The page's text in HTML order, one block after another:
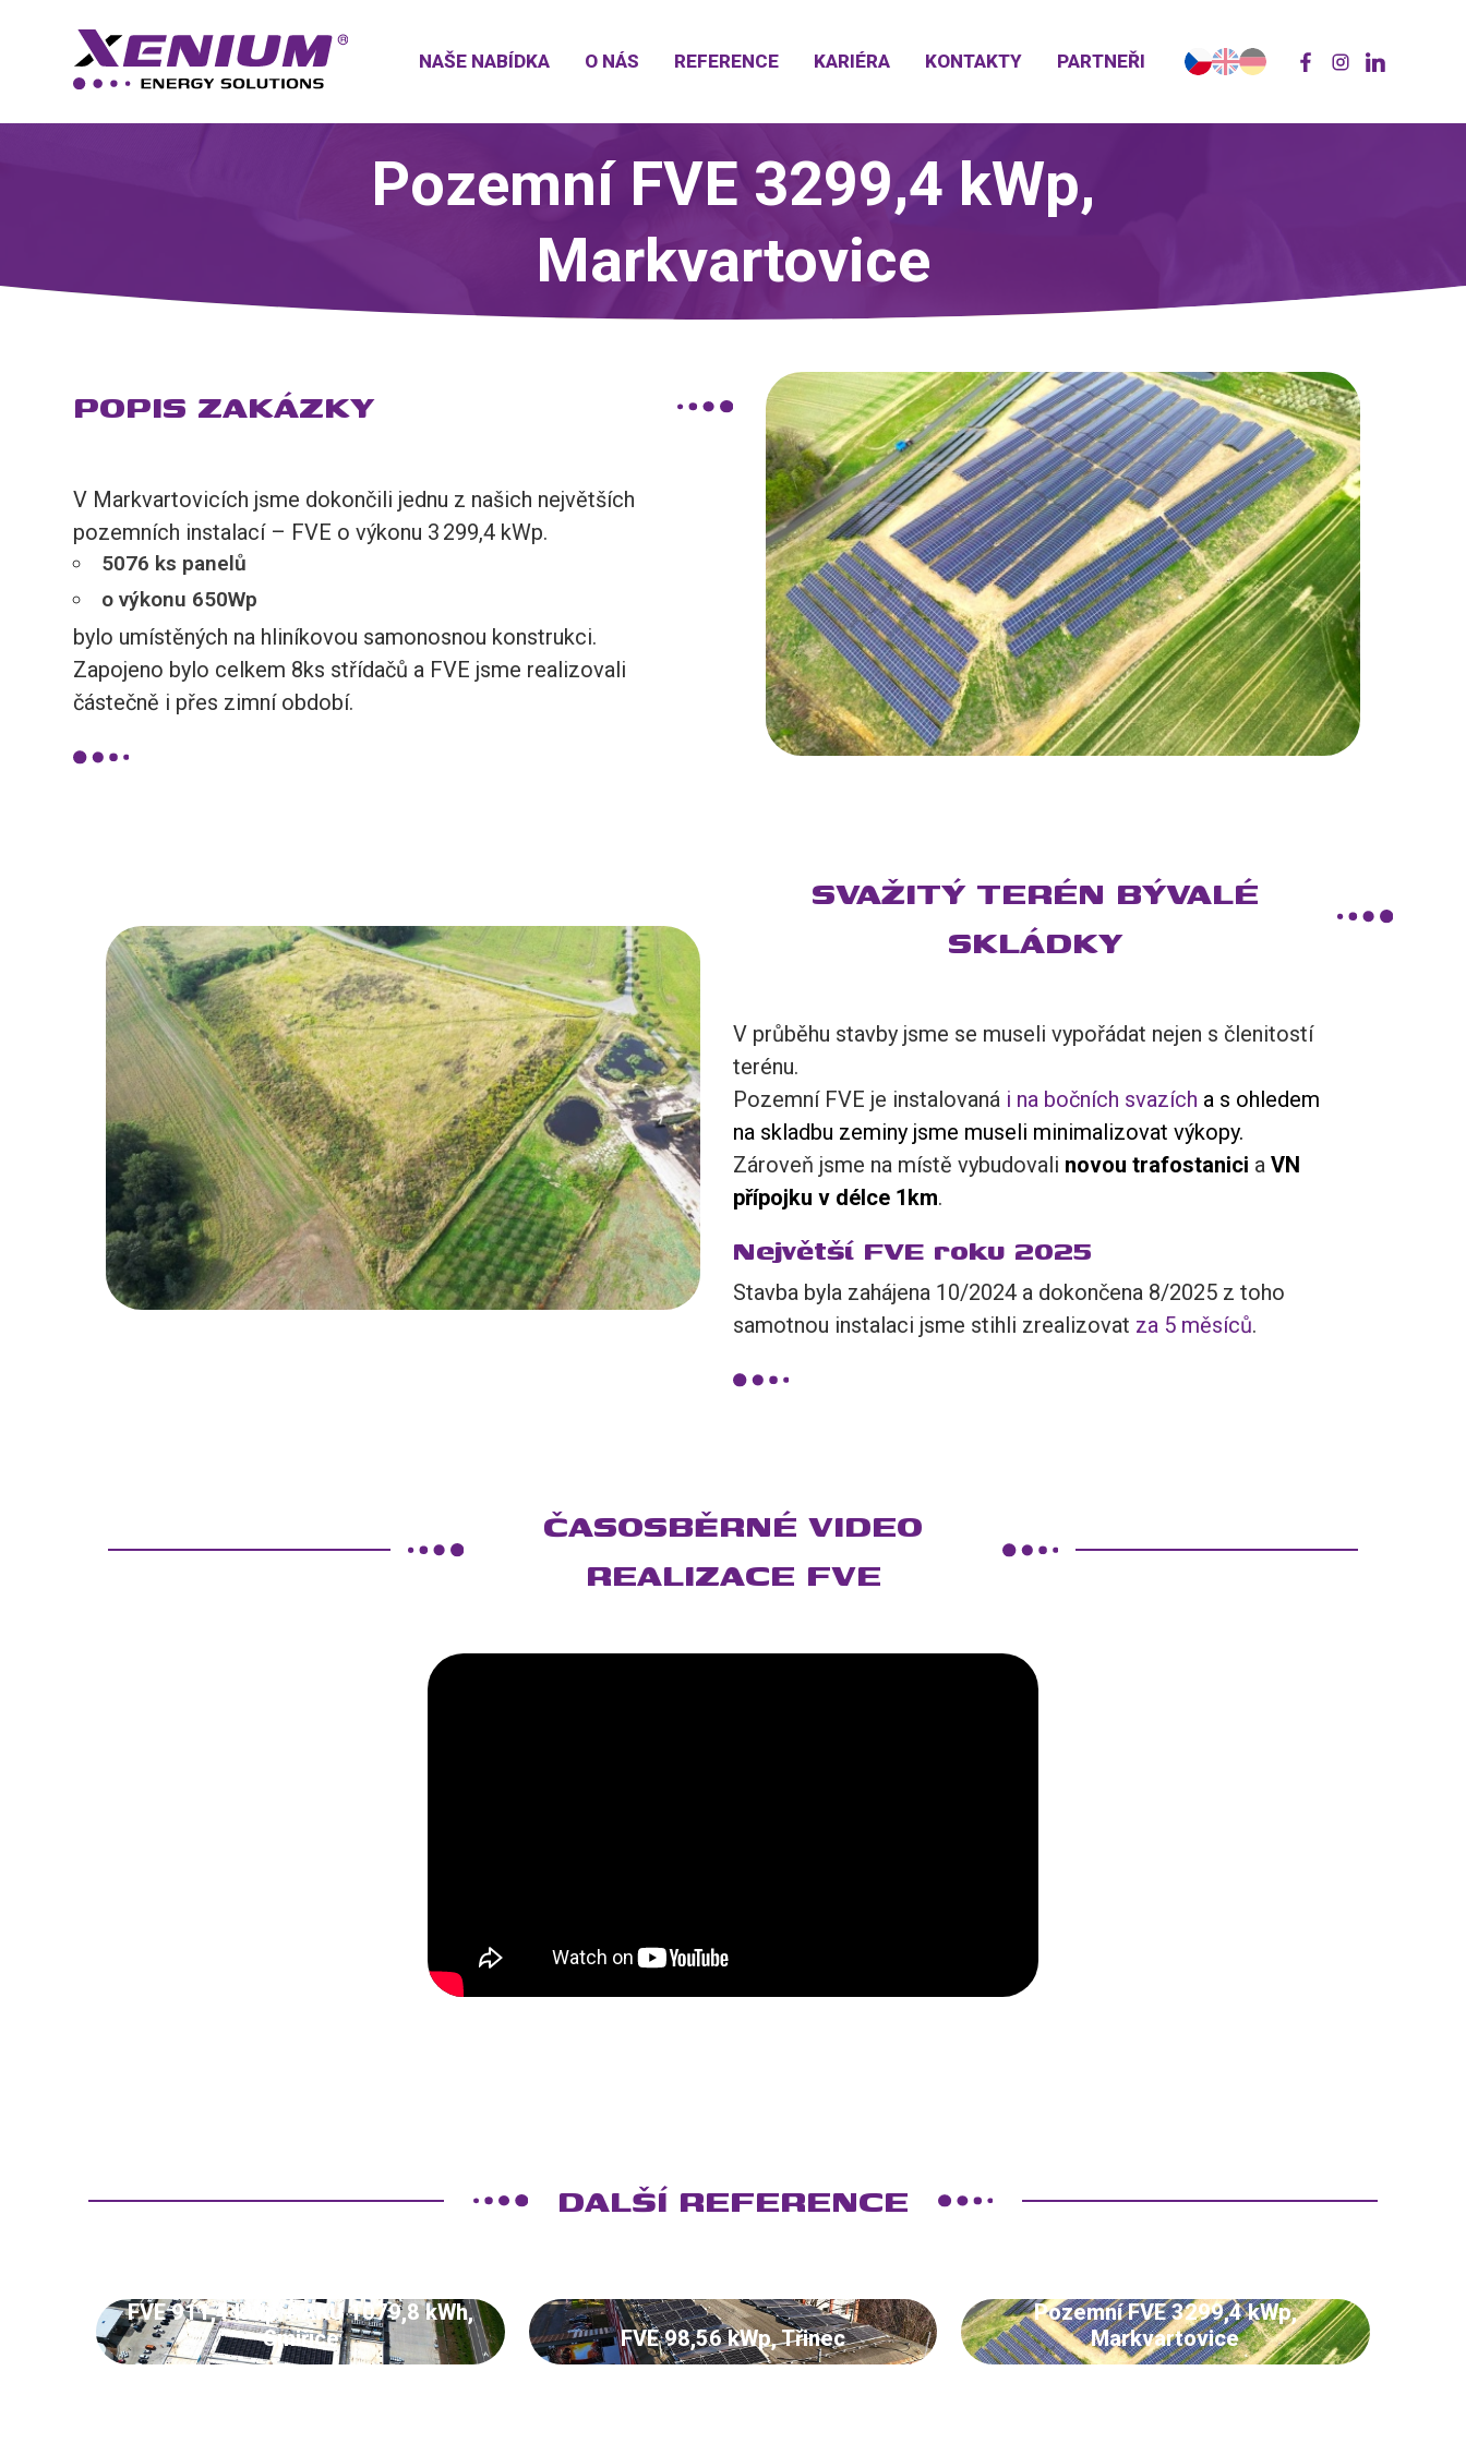
NAŠE NABÍDKA O NÁS REFERENCE KARIÉRA KONTAKTY PARTNEŘI
Pozemní FVE 3299,4 kWp,
Markvartovice
POPIS ZAKÁZKY
V Markvartovicích jsme dokončili jednu z našich největších
pozemních instalací – FVE o výkonu 3 299,4 kWp.
5076 ks panelů
o výkonu 650Wp
bylo umístěných na hliníkovou samonosnou konstrukci.
Zapojeno bylo celkem 8ks střídačů a FVE jsme realizovali
částečně i přes zimní období.
SVAŽITÝ TERÉN BÝVALÉ
SKLÁDKY
V průběhu stavby jsme se museli vypořádat nejen s členitostí
terénu.
Pozemní FVE je instalovaná i na bočních svazích a s ohledem
na skladbu zeminy jsme museli minimalizovat výkopy.
Zároveň jsme na místě vybudovali novou trafostanici a VN
přípojku v délce 1km.
Největší FVE roku 2025
Stavba byla zahájena 10/2024 a dokončena 8/2025 z toho
samotnou instalaci jsme stihli zrealizovat za 5 měsíců.
ČASOSBĚRNÉ VIDEO
REALIZACE FVE
DALŠÍ REFERENCE
FVE 911,4 kWp + AKU 1079,8 kWh,
Smiřice
FVE 98,56 kWp, Třinec
Pozemní FVE 3299,4 kWp,
Markvartovice